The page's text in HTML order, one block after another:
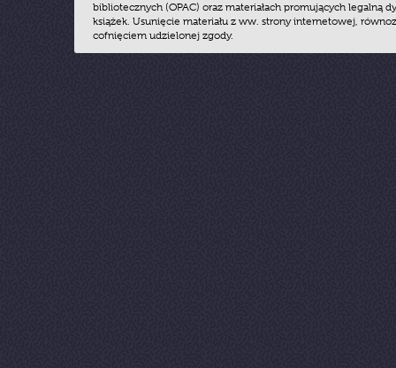
bibliotecznych (OPAC) oraz materiałach promujących legalną
książek. Usunięcie materiału z ww. strony internetowej,
cofnięciem udzielonej zgody.